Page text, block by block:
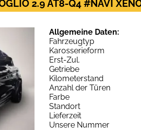
2.9 AT8-Q4 #NAVI
Allgemeine Daten:
Fahrzeugtyp
Karosserieform
Erst-Zul.
Getriebe
Kilometerstand
Anzahl der Türen
Farbe
Standort
Lieferzeit
Unsere Nummer